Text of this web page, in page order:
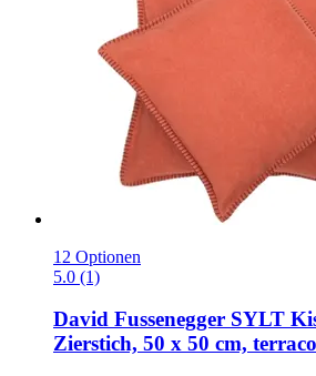
12 Optionen
5.0 (1)
David Fussenegger SYLT
Zierstich, 50 x 50 cm,